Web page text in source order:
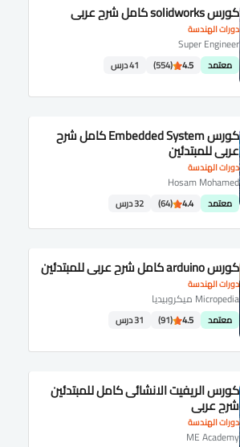
دورات الهندسة
كورس solidworks كامل شرح عربى
Super Engineer
معتمد 4.5
(554) 41 درس
دورات الهندسة
كورس Embedded System كامل شرح
عربى للمبتدئين
Hosam Mohamed
معتمد 4.4
(64) 32 درس
دورات الهندسة
كورس arduino كامل شرح عربى للمبتدئين
Micropedia ميكروبيديا
معتمد 4.5
(91) 31 درس
دورات الهندسة
كورس الريفيت الانشائى كامل للمبتدئين
شرح عربى
ME Academy